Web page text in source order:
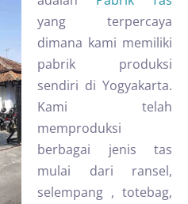
yang terpercaya
dimana kami memiliki
pabrik produksi
sendiri di Yogyakarta.
Kami telah
memproduksi
berbagai jenis tas
mulai dari ransel,
selempang , totebag,